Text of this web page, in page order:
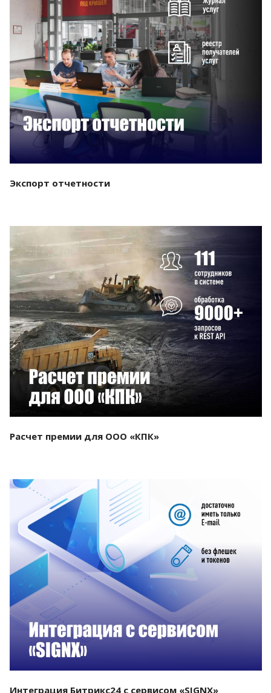
Смотреть проект
Экспорт отчетности
Смотреть проект
Расчет премии для ООО «КПК»
Смотреть проект
Интеграция Битрикс24 с сервисом «SIGNX»